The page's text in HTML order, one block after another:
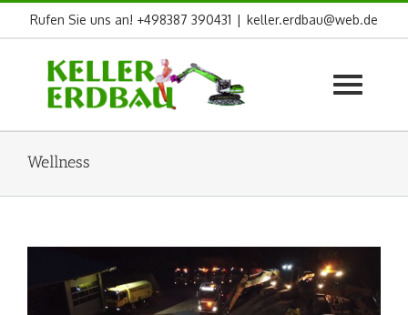
Skip
Rufen Sie uns an! +498387 390431 | keller.erdbau@web.de
Wellness